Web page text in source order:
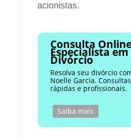
acionistas.
Consulta
Especialista em
Divórcio
Resolva seu divórcio
Noelle Garcia.
rápidas e profissionais.
Saiba mais